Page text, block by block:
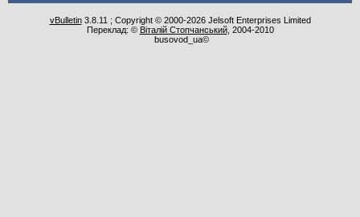
vBulletin3.8.11 ; Copyright © 2000-2026 Jelsoft Enterprises Limited
Переклад: © Віталій Стопчанський, 2004-2010
busovod_ua©